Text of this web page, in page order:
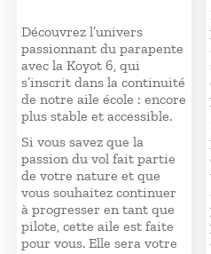
Découvrez l’univers
passionnant du parapente
avec la Koyot 6, qui
s’inscrit dans la continuité
de notre aile école : encore
plus stable et accessible.
Si vous savez que la
passion du vol fait partie
de votre nature et que
vous souhaitez continuer
à progresser en tant que
pilote, cette aile est faite
pour vous. Elle sera votre